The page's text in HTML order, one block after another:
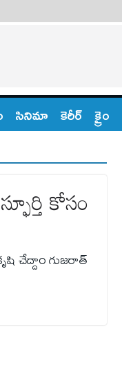
సినిమా కెరీర్ క్రైం
కోసం
చేద్దాం గుజరాత్